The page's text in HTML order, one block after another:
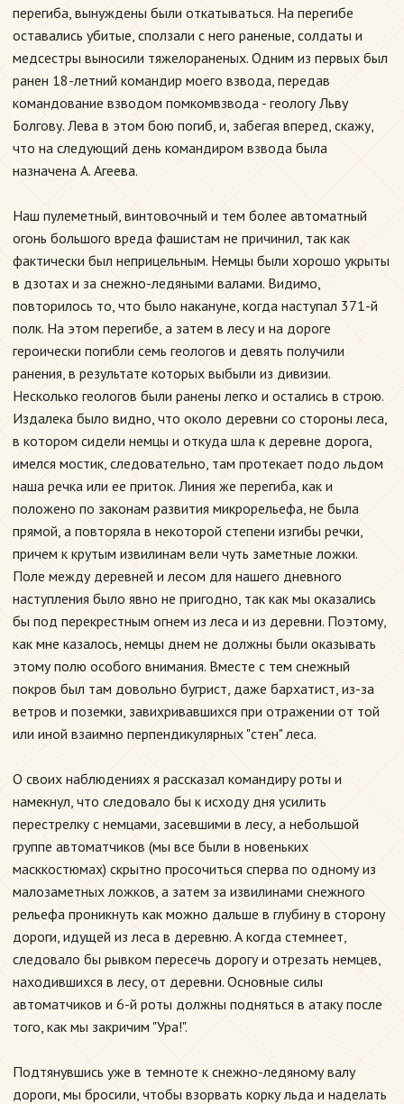
перегиба, вынуждены были откатываться. На перегибе
оставались убитые, сползали с него раненые, солдаты и
медсестры выносили тяжелораненых. Одним из первых был
ранен 18-летний командир моего взвода, передав
командование взводом помкомвзвода - геологу Льву
Болгову. Лева в этом бою погиб, и, забегая вперед, скажу,
что на следующий день командиром взвода была
назначена А. Агеева.
Наш пулеметный, винтовочный и тем более автоматный
огонь большого вреда фашистам не причинил, так как
фактически был неприцельным. Немцы были хорошо укрыты
в дзотах и за снежно-ледяными валами. Видимо,
повторилось то, что было накануне, когда наступал 371-й
полк. На этом перегибе, а затем в лесу и на дороге
героически погибли семь геологов и девять получили
ранения, в результате которых выбыли из дивизии.
Несколько геологов были ранены легко и остались в строю.
Издалека было видно, что около деревни со стороны леса,
в котором сидели немцы и откуда шла к деревне дорога,
имелся мостик, следовательно, там протекает подо льдом
наша речка или ее приток. Линия же перегиба, как и
положено по законам развития микрорельефа, не была
прямой, а повторяла в некоторой степени изгибы речки,
причем к крутым извилинам вели чуть заметные ложки.
Поле между деревней и лесом для нашего дневного
наступления было явно не пригодно, так как мы оказались
бы под перекрестным огнем из леса и из деревни. Поэтому,
как мне казалось, немцы днем не должны были оказывать
этому полю особого внимания. Вместе с тем снежный
покров был там довольно бугрист, даже бархатист, из-за
ветров и поземки, завихривавшихся при отражении от той
или иной взаимно перпендикулярных "стен" леса.
О своих наблюдениях я рассказал командиру роты и
намекнул, что следовало бы к исходу дня усилить
перестрелку с немцами, засевшими в лесу, а небольшой
группе автоматчиков (мы все были в новеньких
масккостюмах) скрытно просочиться сперва по одному из
малозаметных ложков, а затем за извилинами снежного
рельефа проникнуть как можно дальше в глубину в сторону
дороги, идущей из леса в деревню. А когда стемнеет,
следовало бы рывком пересечь дорогу и отрезать немцев,
находившихся в лесу, от деревни. Основные силы
автоматчиков и 6-й роты должны подняться в атаку после
того, как мы закричим "Ура!".
Подтянувшись уже в темноте к снежно-ледяному валу
дороги, мы бросили, чтобы взорвать корку льда и наделать